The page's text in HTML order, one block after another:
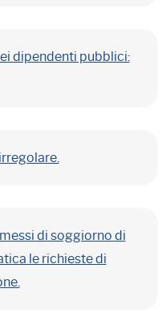
dipendenti pubblici:
di soggiorno di
le richieste di